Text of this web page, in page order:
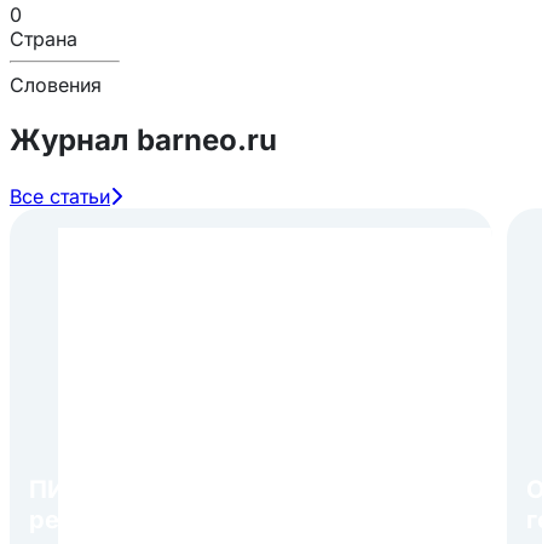
0
Страна
Словения
Журнал barneo.ru
Все статьи